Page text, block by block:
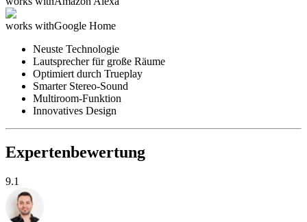
works withGoogle Home
Neuste Technologie
Lautsprecher für große Räume
Optimiert durch Trueplay
Smarter Stereo-Sound
Multiroom-Funktion
Innovatives Design
Expertenbewertung
9.1